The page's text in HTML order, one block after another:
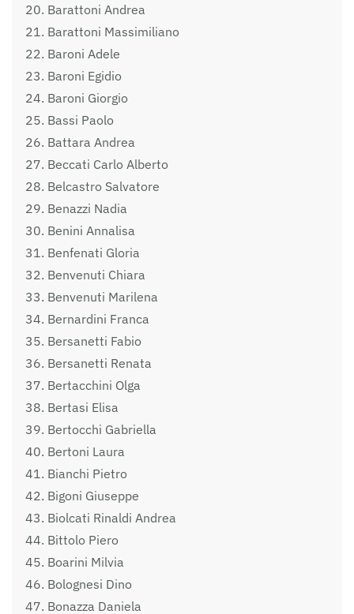
Barattoni Andrea
Barattoni Massimiliano
Baroni Adele
Baroni Egidio
Baroni Giorgio
Bassi Paolo
Battara Andrea
Beccati Carlo Alberto
Belcastro Salvatore
Benazzi Nadia
Benini Annalisa
Benfenati Gloria
Benvenuti Chiara
Benvenuti Marilena
Bernardini Franca
Bersanetti Fabio
Bersanetti Renata
Bertacchini Olga
Bertasi Elisa
Bertocchi Gabriella
Bertoni Laura
Bianchi Pietro
Bigoni Giuseppe
Biolcati Rinaldi Andrea
Bittolo Piero
Boarini Milvia
Bolognesi Dino
Bonazza Daniela